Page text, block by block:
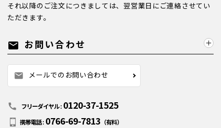
それ以降のご注文につきましては、翌営業日にご連絡させてい
ただきます。
mail お問い合わせ
mail メールでのお問い合わせ
call フリーダイヤル : 0120-37-1525
携帯電話 : 0766-69-7813 （有料）